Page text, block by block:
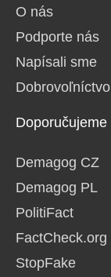
O nás
Podporte nás
Napísali sme
Dobrovoľníctvo
Doporučujeme
Demagog CZ
Demagog PL
PolitiFact
FactCheck.org
StopFake